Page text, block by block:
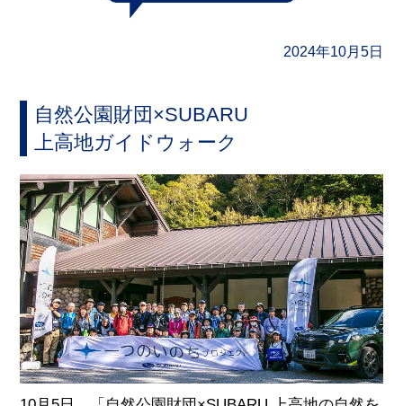
2024年10月5日
自然公園財団×SUBARU
上高地ガイドウォーク